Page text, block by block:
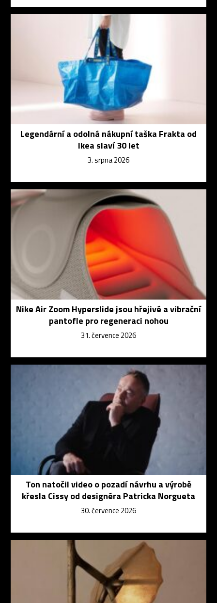
Legendární a odolná nákupní taška Frakta od
Ikea slaví 30 let
3. srpna 2026
Nike Air Zoom Hyperslide jsou hřejivé a vibrační
pantofle pro regeneraci nohou
31. července 2026
Ton natočil video o pozadí návrhu a výrobě
křesla Cissy od designéra Patricka Norgueta
30. července 2026